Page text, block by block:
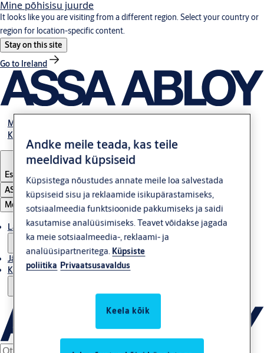
Mine põhisisu juurde
It looks like you are visiting from a different region. Select your country or
region for location-specific content.
Stay on this site
Go to Ireland
Meist
Kontakt
Estonia
ASSA ABLOY Group
Menüü
Lahendused
Jätkusuutlikkus
Kust osta
Andke meile teada, kas teile
meeldivad küpsiseid
Küpsistega nõustudes annate meile loa salvestada
küpsiseid sisu ja reklaamide isikupärastamiseks,
sotsiaalmeedia funktsioonide pakkumiseks ja saidi
kasutamise analüüsimiseks. Teavet võidakse jagada
ka meie sotsiaalmeedia-, reklaami- ja
analüüsipartneritega. Küpsiste
poliitika Privaatsusavaldus
Keela kõik